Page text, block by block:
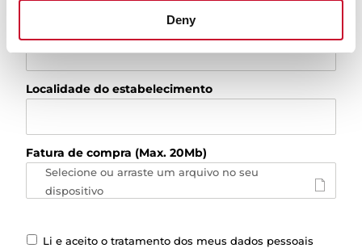
Deny
Morada do estabelecimento
Localidade do estabelecimento
Fatura de compra (Max. 20Mb)
Selecione ou arraste um arquivo no seu
dispositivo
Li e aceito o tratamento dos meus dados pessoais